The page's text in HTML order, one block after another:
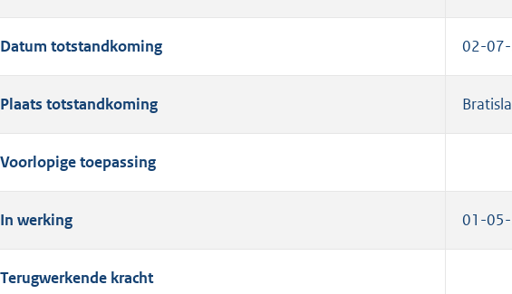
Datum totstandkoming 02-
Plaats totstandkoming
Voorlopige toepassing
In werking 01-
Terugwerkende kracht